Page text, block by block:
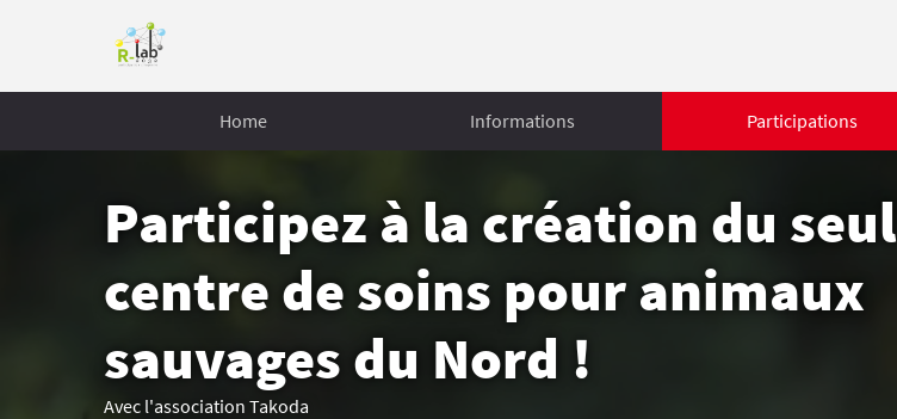
Home Informations Participations
Participez à la création du seul
centre de soins pour animaux
sauvages du Nord !
Avec l'association Takoda